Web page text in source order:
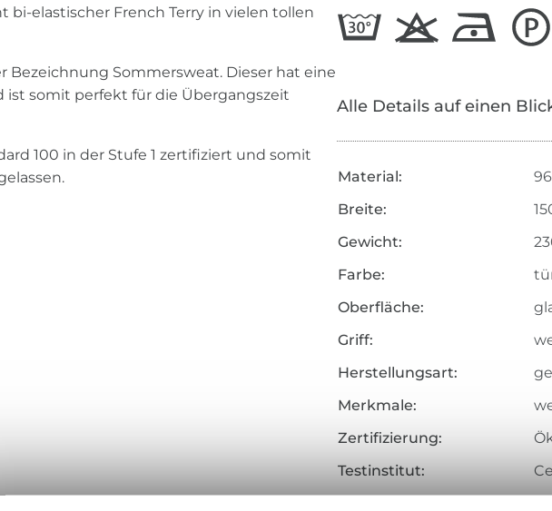
elastischer French Terry in vielen tollen
Bezeichnung Sommersweat. Dieser hat eine
ist somit perfekt für die Übergangszeit
100 in der Stufe 1 zertifiziert und somit
Alle Details auf einen
Material:
Breite:
Gewicht:
Farbe:
Oberfläche:
Griff:
Herstellungsart:
Merkmale:
Zertifizierung:
Testinstitut: